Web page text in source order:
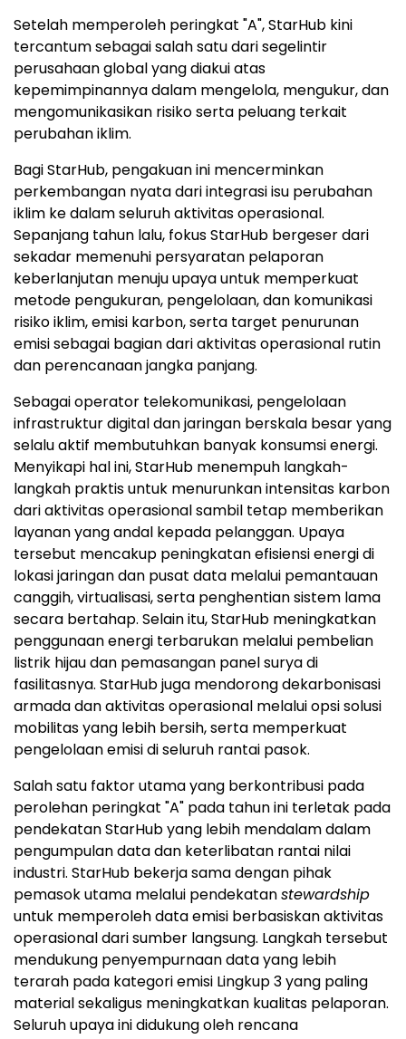
Setelah memperoleh peringkat "A", StarHub kini
tercantum sebagai salah satu dari segelintir
perusahaan global yang diakui atas
kepemimpinannya dalam mengelola, mengukur, dan
mengomunikasikan risiko serta peluang terkait
perubahan iklim.
Bagi StarHub, pengakuan ini mencerminkan
perkembangan nyata dari integrasi isu perubahan
iklim ke dalam seluruh aktivitas operasional.
Sepanjang tahun lalu, fokus StarHub bergeser dari
sekadar memenuhi persyaratan pelaporan
keberlanjutan menuju upaya untuk memperkuat
metode pengukuran, pengelolaan, dan komunikasi
risiko iklim, emisi karbon, serta target penurunan
emisi sebagai bagian dari aktivitas operasional rutin
dan perencanaan jangka panjang.
Sebagai operator telekomunikasi, pengelolaan
infrastruktur digital dan jaringan berskala besar yang
selalu aktif membutuhkan banyak konsumsi energi.
Menyikapi hal ini, StarHub menempuh langkah-
langkah praktis untuk menurunkan intensitas karbon
dari aktivitas operasional sambil tetap memberikan
layanan yang andal kepada pelanggan. Upaya
tersebut mencakup peningkatan efisiensi energi di
lokasi jaringan dan pusat data melalui pemantauan
canggih, virtualisasi, serta penghentian sistem lama
secara bertahap. Selain itu, StarHub meningkatkan
penggunaan energi terbarukan melalui pembelian
listrik hijau dan pemasangan panel surya di
fasilitasnya. StarHub juga mendorong dekarbonisasi
armada dan aktivitas operasional melalui opsi solusi
mobilitas yang lebih bersih, serta memperkuat
pengelolaan emisi di seluruh rantai pasok.
Salah satu faktor utama yang berkontribusi pada
perolehan peringkat "A" pada tahun ini terletak pada
pendekatan StarHub yang lebih mendalam dalam
pengumpulan data dan keterlibatan rantai nilai
industri. StarHub bekerja sama dengan pihak
pemasok utama melalui pendekatanstewardship
untuk memperoleh data emisi berbasiskan aktivitas
operasional dari sumber langsung. Langkah tersebut
mendukung penyempurnaan data yang lebih
terarah pada kategori emisi Lingkup 3 yang paling
material sekaligus meningkatkan kualitas pelaporan.
Seluruh upaya ini didukung oleh rencana